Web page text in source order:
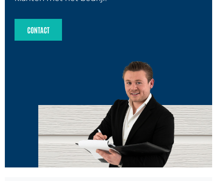
VinyTherm steenstrips (0)
Zierer steenstrips en leisteenplaten
0)
VinyPlus gevelbekleding (0)
CONTACT